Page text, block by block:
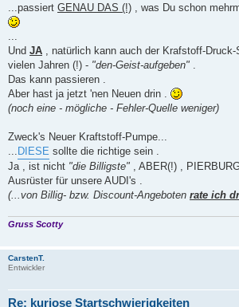
...passiert GENAU DAS (!) , was Du schon
Und JA , natürlich kann auch der Krafstoff-
vielen Jahren (!) - "den-Geist-aufgeben"
Das kann passieren .
Aber hast ja jetzt 'nen Neuen drin .
(noch eine - mögliche - Fehler-Quelle weniger)
Zweck's Neuer Kraftstoff-Pumpe...
DIESE sollte die richtige sein .
Ja , ist nicht "die Billigste" , ABER(!) ,
Ausrüster für unsere AUDI's .
(...von Billig- bzw. Discount-Angeboten rate ich
Gruss Scotty
CarstenT.
Entwickler
Re: kuriose Startschwierigkeiten